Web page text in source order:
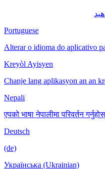
Portuguese
Alterar o idioma do aplicativo
Kreyòl Ayisyen
Chanje lang aplikasyon an an
Nepali
एपको भाषा नेपालीमा परिवर्तन
Deutsch
(de)
Українська (Ukrainian)